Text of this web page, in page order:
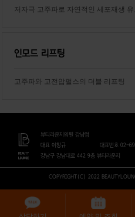
저자극 고주파로 자연적인 세포재생 유
인모드 리프팅
고주파와 고전압펄스의 더블 리프팅
뷰티라운지의원 강남점
대표 이창규
대표번호 02-
강남구 강남대로 442 9층 뷰티라운지
COPYRIGHT(C) 2022